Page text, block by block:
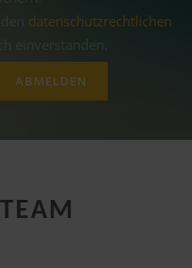
datenschutz­rechtlichen